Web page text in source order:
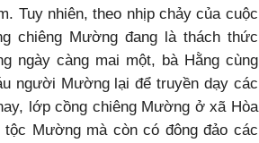
Tuy nhiên, theo nhịp chảy của cuộc
chiêng Mường đang là thách thức
ngày càng mai một, bà Hằng cùng
người Mường lại để truyền dạy các
lớp cồng chiêng Mường ở xã Hòa
Mường mà còn có đông đảo các